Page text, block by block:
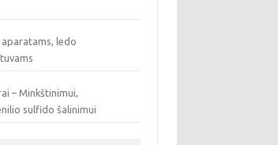
ledo
– Minkštinimui,
sulfido šalinimui